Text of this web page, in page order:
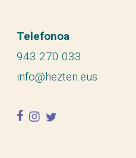
Telefonoa
943 270 033
info@hezten.eus
facebook
instagram
twitter